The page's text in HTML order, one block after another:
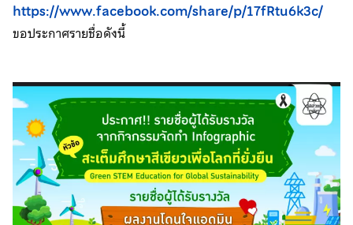
https://www.facebook.com/share/p/17fRtu6k3c/
ขอประกาศรายชื่อดังนี้